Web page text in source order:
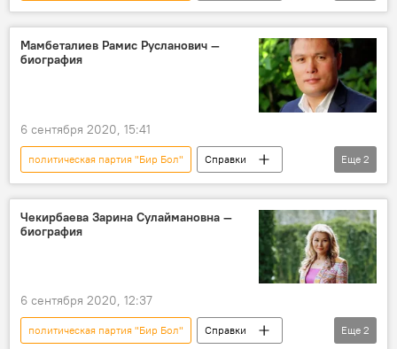
Парламентские выборы в Кыргызстане — 2020
Выборы депутатов ЖК Кыргызстана в 2020 году
Выборы депутатов Жогорку Кенеша Кыргызстана — 2020
биография
Екатерина Филаретова
Мамбеталиев Рамис Русланович —
биография
6 сентября 2020, 15:41
политическая партия "Бир Бол"
Справки
биография
Рамис Мамбеталиев
Еще 2
Чекирбаева Зарина Сулаймановна —
биография
6 сентября 2020, 12:37
политическая партия "Бир Бол"
Справки
Еще 2